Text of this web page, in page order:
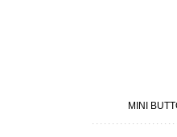
MINI